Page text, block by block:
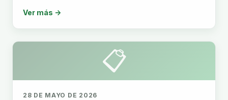
Ver más →
📋
28 DE MAYO DE 2026